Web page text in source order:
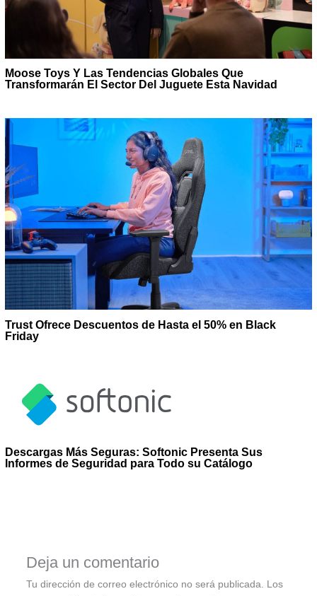
Moose Toys Y Las Tendencias Globales Que
Transformarán El Sector Del Juguete Esta Navidad
Trust Ofrece Descuentos de Hasta el 50% en Black
Friday
Descargas Más Seguras: Softonic Presenta Sus
Informes de Seguridad para Todo su Catálogo
Deja un comentario
Tu dirección de correo electrónico no será publicada. Los